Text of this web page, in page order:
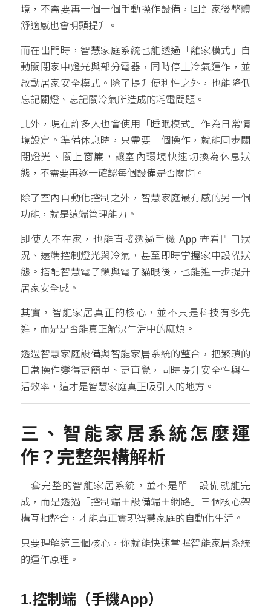
境，不需要再一個一個手動操作設備，回到家後整體
舒適感也會明顯提升。
而在出門時，智慧家庭系統也能透過「離家模式」自
動關閉家中燈光與部分電器，同時停止冷氣運作，並
啟動居家安全模式。除了提升便利性之外，也能降低
忘記關燈、忘記關冷氣所造成的耗電問題。
此外，現在許多人也會使用「睡眠模式」作為日常情
境設定。準備休息時，只需要一個操作，就能同步關
閉燈光、關上窗簾，讓室內環境快速切換為休息狀
態，不需要再逐一確認每個設備是否關閉。
除了室內自動化控制之外，智慧家庭最有感的另一個
功能，就是遠端管理能力。
即使人不在家，也能直接透過手機 App 查看門口狀
況、遠端控制燈光與冷氣，甚至即時掌握家中設備狀
態。搭配智慧電子鎖與電子貓眼後，也能進一步提升
居家安全感。
其實，智能家居真正的核心，並不只是科技有多先
進，而是是否能真正解決生活中的麻煩。
透過智慧家庭設備與智能家居系統的整合，把繁瑣的
日常操作變得更簡單、更直覺，同時提升安全性與生
活效率，這才是智慧家庭真正吸引人的地方。
三、智能家居系統怎麼運
作？完整架構解析
一套完整的智能家居系統，並不是單一設備就能完
成，而是透過「控制端＋設備端＋網路」三個核心架
構互相整合，才能真正實現智慧家庭的自動化生活。
只要理解這三個核心，你就能快速掌握智能家居系統
的運作原理。
1.控制端（手機App）